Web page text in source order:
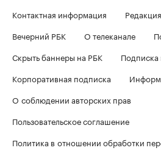
Контактная информация Редакция
Вечерний РБК
О телеканале
Скрыть баннеры на РБК
Подписка
Корпоративная подписка
О соблюдении авторских прав
Пользовательское соглашение
Политика в отношении обработки